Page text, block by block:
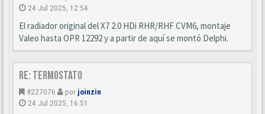
24 Jul 2025, 12:54
El radiador original del X7 2.0 HDi RHR/RHF CVM6, montaje
Valeo hasta OPR 12292 y a partir de aquí se montó Delphi.
Re: Termostato
#227076 por joinzin
24 Jul 2025, 16:51